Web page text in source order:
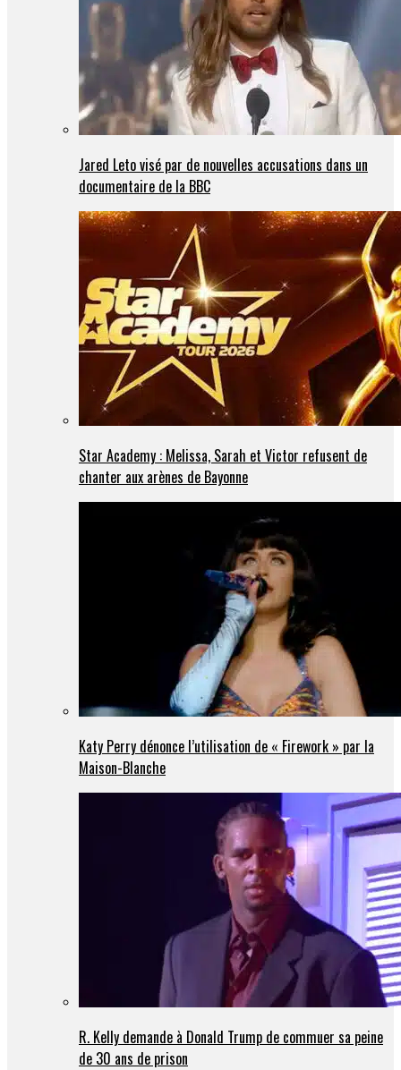
Jared Leto visé par de nouvelles accusations dans un
documentaire de la BBC
Star Academy : Melissa, Sarah et Victor refusent de
chanter aux arènes de Bayonne
Katy Perry dénonce l’utilisation de « Firework » par la
Maison-Blanche
R. Kelly demande à Donald Trump de commuer sa peine
de 30 ans de prison